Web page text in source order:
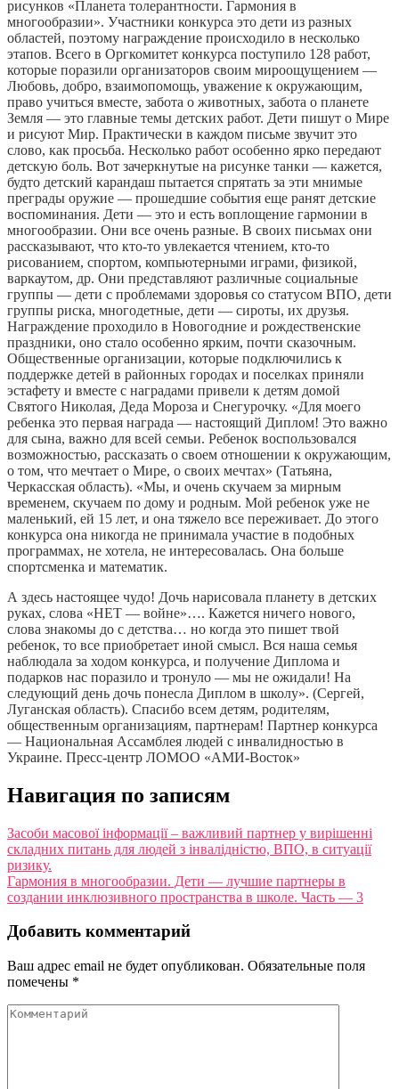
рисунков «Планета толерантности. Гармония в
многообразии». Участники конкурса это дети из разных
областей, поэтому награждение происходило в несколько
этапов. Всего в Оргкомитет конкурса поступило 128 работ,
которые поразили организаторов своим мироощущением —
Любовь, добро, взаимопомощь, уважение к окружающим,
право учиться вместе, забота о животных, забота о планете
Земля — это главные темы детских работ. Дети пишут о Мире
и рисуют Мир. Практически в каждом письме звучит это
слово, как просьба. Несколько работ особенно ярко передают
детскую боль. Вот зачеркнутые на рисунке танки — кажется,
будто детский карандаш пытается спрятать за эти мнимые
преграды оружие — прошедшие события еще ранят детские
воспоминания. Дети — это и есть воплощение гармонии в
многообразии. Они все очень разные. В своих письмах они
рассказывают, что кто-то увлекается чтением, кто-то
рисованием, спортом, компьютерными играми, физикой,
варкаутом, др. Они представляют различные социальные
группы — дети с проблемами здоровья со статусом ВПО, дети
группы риска, многодетные, дети — сироты, их друзья.
Награждение проходило в Новогодние и рождественские
праздники, оно стало особенно ярким, почти сказочным.
Общественные организации, которые подключились к
поддержке детей в районных городах и поселках приняли
эстафету и вместе с наградами привели к детям домой
Святого Николая, Деда Мороза и Снегурочку. «Для моего
ребенка это первая награда — настоящий Диплом! Это важно
для сына, важно для всей семьи. Ребенок воспользовался
возможностью, рассказать о своем отношении к окружающим,
о том, что мечтает о Мире, о своих мечтах» (Татьяна,
Черкасская область). «Мы, и очень скучаем за мирным
временем, скучаем по дому и родным. Мой ребенок уже не
маленький, ей 15 лет, и она тяжело все переживает. До этого
конкурса она никогда не принимала участие в подобных
программах, не хотела, не интересовалась. Она больше
спортсменка и математик.
А здесь настоящее чудо! Дочь нарисовала планету в детских
руках, слова «НЕТ — войне»…. Кажется ничего нового,
слова знакомы до с детства… но когда это пишет твой
ребенок, то все приобретает иной смысл. Вся наша семья
наблюдала за ходом конкурса, и получение Диплома и
подарков нас поразило и тронуло — мы не ожидали! На
следующий день дочь понесла Диплом в школу». (Сергей,
Луганская область). Спасибо всем детям, родителям,
общественным организациям, партнерам! Партнер конкурса
— Национальная Ассамблея людей с инвалидностью в
Украине. Пресс-центр ЛОМОО «АМИ-Восток»
Навигация по записям
Засоби масової інформації – важливий партнер у вирішенні
складних питань для людей з інвалідністю, ВПО, в ситуації
ризику.
Гармония в многообразии. Дети — лучшие партнеры в
создании инклюзивного пространства в школе. Часть — 3
Добавить комментарий
Ваш адрес email не будет опубликован. Обязательные поля
помечены *